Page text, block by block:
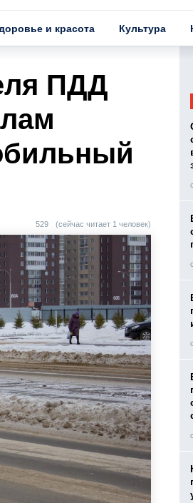
и красота Культура
ПДД
529 (сейчас читает 1 человек)